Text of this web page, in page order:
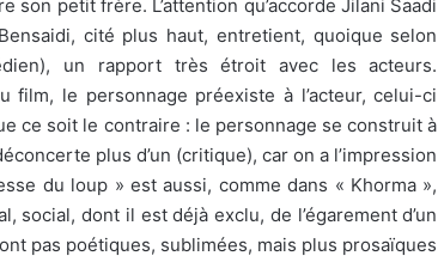
son petit frère. L’attention qu’accorde Jilani Saadi
cité plus haut, entretient, quoique selon
un rapport très étroit avec les acteurs.
film, le personnage préexiste à l’acteur, celui-ci
ce soit le contraire : le personnage se construit à
plus d’un (critique), car on a l’impression
du loup » est aussi, comme dans « Khorma »,
social, dont il est déjà exclu, de l’égarement d’un
pas poétiques, sublimées, mais plus prosaïques